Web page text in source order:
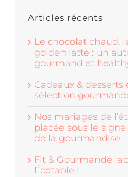
Articles récents
Le chocolat chaud,
golden latte : un
gourmand et
Cadeaux & desserts
sélection
Nos mariages de
placée sous le
de la gourmandise
Fit & Gourmande
Écotable !